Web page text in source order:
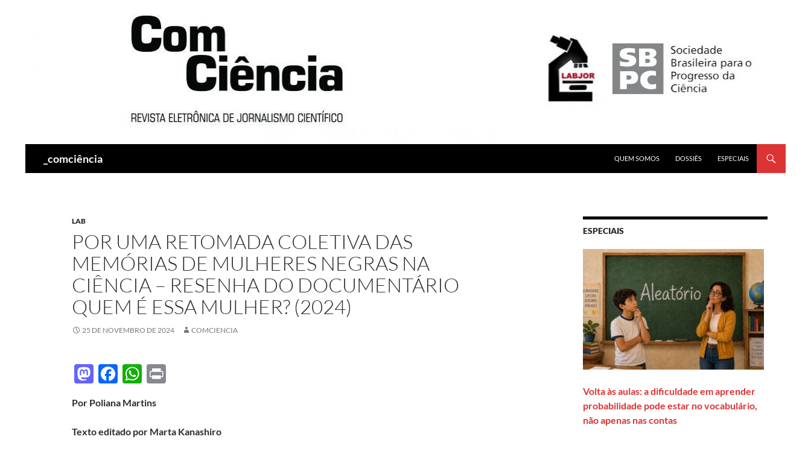
_comciência
QUEM SOMOS
DOSSIÊS ESPECIAIS
LAB
POR UMA RETOMADA COLETIVA DAS
MEMÓRIAS DE MULHERES NEGRAS NA
CIÊNCIA – RESENHA DO DOCUMENTÁRIO
QUEM É ESSA MULHER? (2024)
25 DE NOVEMBRO DE 2024 COMCIENCIA
M
to
d
F
e
b
W
at
s
Por Poliana Martins
Texto editado por Marta Kanashiro
ESPECIAIS
Volta às aulas: a dificuldade em aprender
probabilidade pode estar no vocabulário,
não apenas nas contas